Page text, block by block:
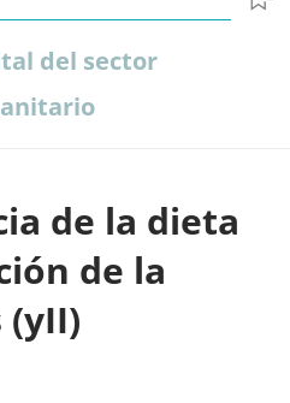
del sector
de la dieta
de la